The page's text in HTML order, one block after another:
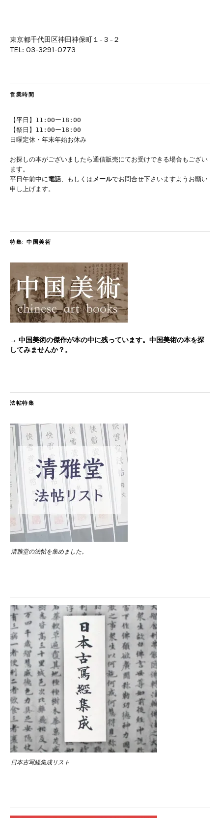
東京都千代田区神田神保町１−３−２
TEL: 03-3291-0773
営業時間
【平日】11:00ー18:00
【祭日】11:00ー18:00
日曜定休・年末年始お休み
お探しの本がございましたら通信販売にてお受けできる場合もござい
ます。
平日午前中に 電話 、もしくは メールでお問合せ下さいますようお願い
申し上げます。
特集: 中国美術
→ 中国美術の傑作が本の中に残っています。中国美術の本を探
してみませんか？。
法帖特集
清雅堂の法帖を集めました。
日本古写経集成リスト